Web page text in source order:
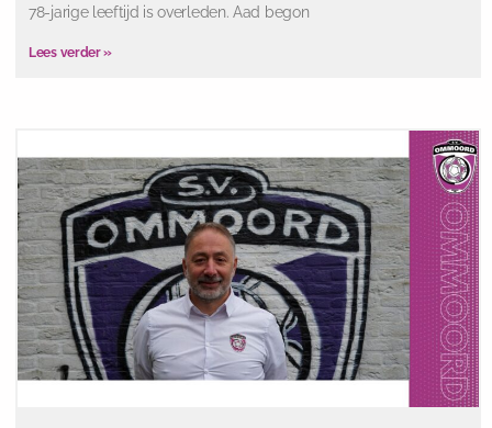
78-jarige leeftijd is overleden. Aad begon
Lees verder »